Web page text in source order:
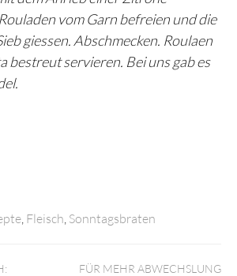
vom Garn befreien und die
giessen. Abschmecken. Roulaen
bestreut servieren. Bei uns gab es
Fleisch Sonntagsbraten
FÜR MEHR ABWECHSLUNG